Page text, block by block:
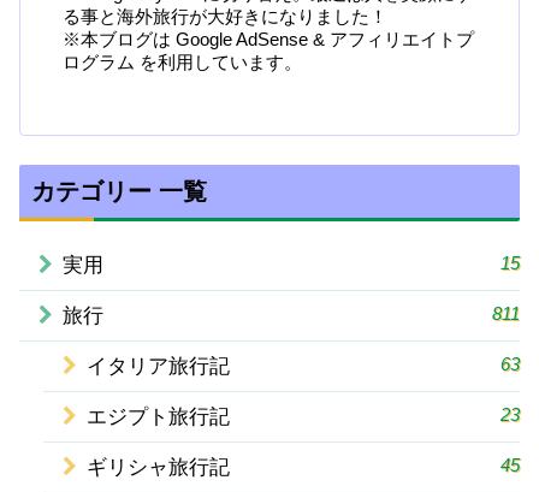
る事と海外旅行が大好きになりました！
※本ブログは Google AdSense & アフィリエイトプ
ログラム を利用しています。
カテゴリー 一覧
実用 15
旅行 811
イタリア旅行記 63
エジプト旅行記 23
ギリシャ旅行記 45